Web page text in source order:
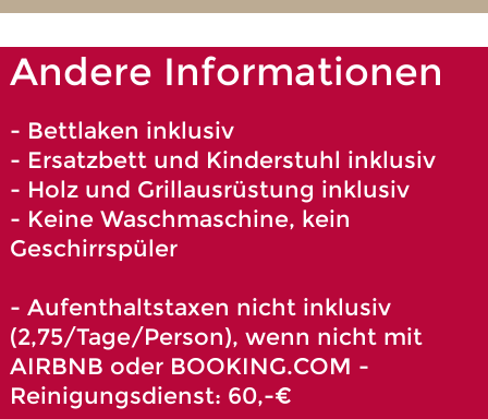
Andere Informationen
- Bettlaken inklusiv
- Ersatzbett und Kinderstuhl inklusiv
- Holz und Grillausrüstung inklusiv
- Keine Waschmaschine, kein
Geschirrspüler
- Aufenthaltstaxen nicht inklusiv
(2,75/Tage/Person), wenn nicht mit
AIRBNB oder BOOKING.COM -
Reinigungsdienst: 60,-€